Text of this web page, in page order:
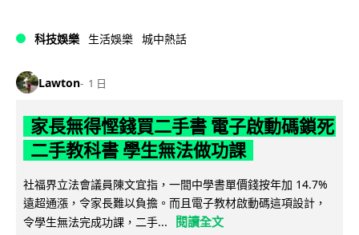
科技娛樂 生活娛樂 城中熱話
Lawton 1 日
家長無得慳錢買二手書 電子啟動碼鎖死
二手教科書 學生無法做功課
社福界立法會議員陳文宜指，一間中學書單價錢按年加 14.7%
遠超通漲，令家長難以負擔。而且電子教材啟動碼這項設計，
令學生無法完成功課，二手...
閱讀全文